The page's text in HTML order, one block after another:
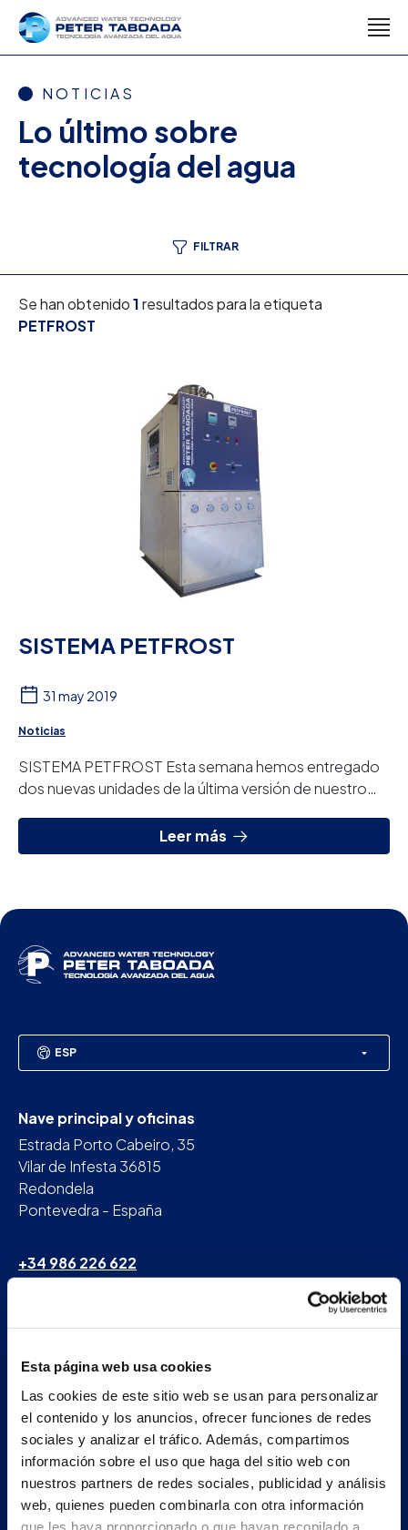
Esta página web usa cookies
Las cookies de este sitio web se usan para personalizar
el contenido y los anuncios, ofrecer funciones de redes
sociales y analizar el tráfico. Además, compartimos
información sobre el uso que haga del sitio web con
nuestros partners de redes sociales, publicidad y análisis
web, quienes pueden combinarla con otra información
que les haya proporcionado o que hayan recopilado a
NOTICIAS
Lo último sobre
tecnología del agua
FILTRAR
Se han obtenido1resultados para la etiqueta
PETFROST
SISTEMA PETFROST
31 may 2019
Noticias
SISTEMA PETFROST Esta semana hemos entregado
dos nuevas unidades de la última versión de nuestro
Leer más
ESP
Nave principal y oficinas
Estrada Porto Cabeiro, 35
Vilar de Infesta 36815
Redondela
Pontevedra - España
+34 986 226 622